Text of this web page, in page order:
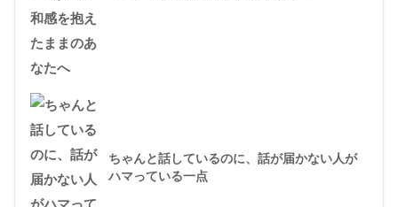
ちゃんと話しているのに、話が届かない人が
ハマっている一点